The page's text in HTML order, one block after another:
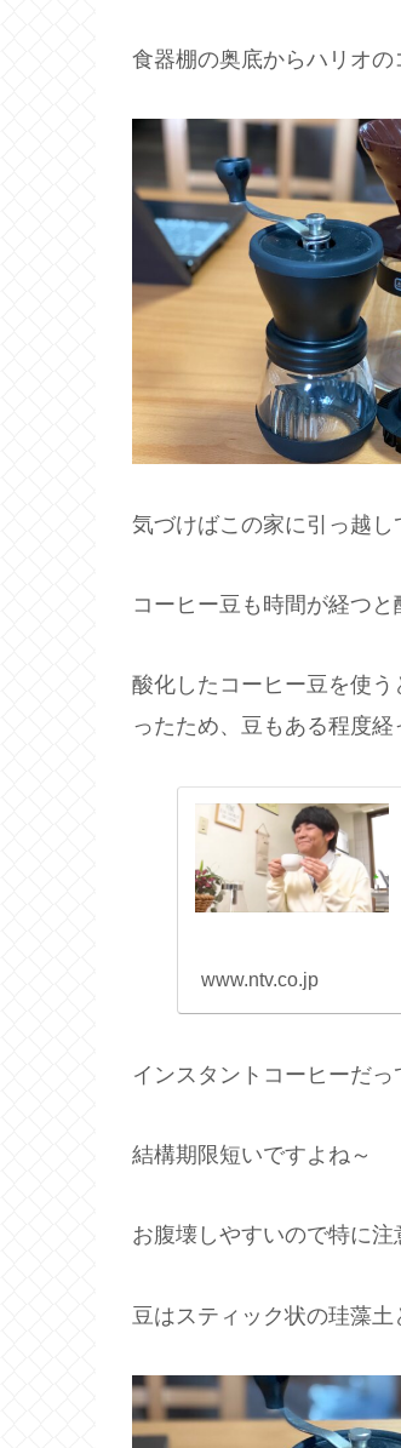
食器棚の奥底からハリオ
気づけばこの家に引っ越
コーヒー豆も時間が経つと
酸化したコーヒー豆を使
ったため、豆もある程度
www.ntv.co.jp
インスタントコーヒーだ
結構期限短いですよね～
お腹壊しやすいので特に
豆はスティック状の珪藻